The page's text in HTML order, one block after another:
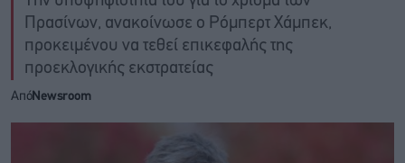
Πρασίνων, ανακοίνωσε ο Ρόμπερτ Χάμπεκ,
προκειμένου να τεθεί επικεφαλής της
προεκλογικής εκστρατείας
ΑπόNewsroom